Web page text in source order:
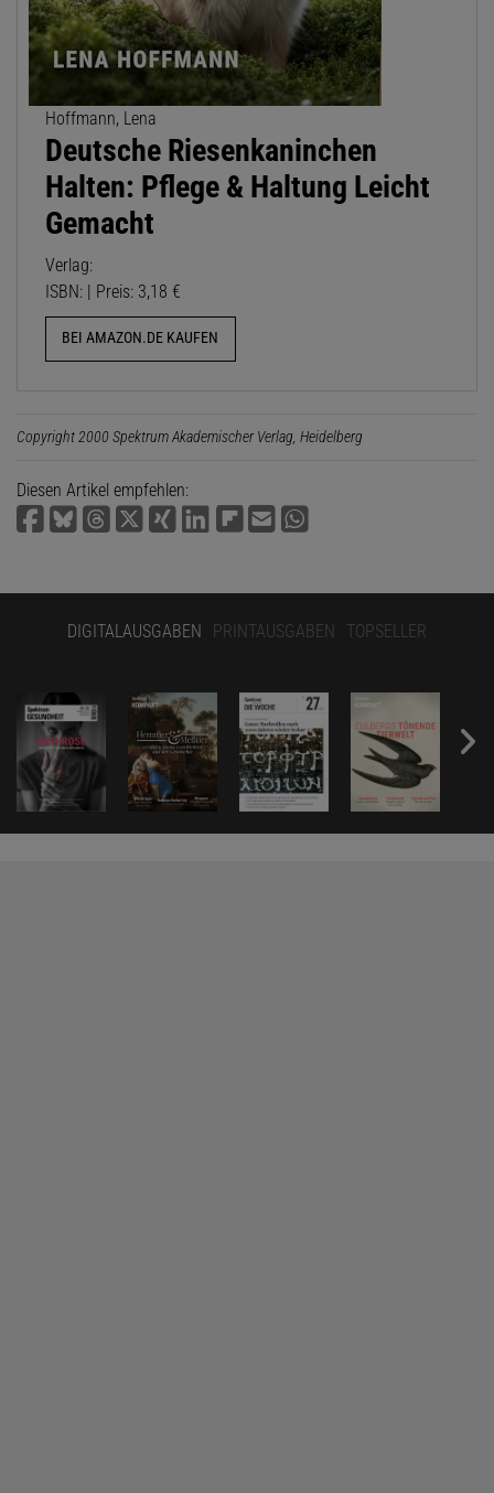
Hoffmann, Lena
Deutsche Riesenkaninchen
Halten: Pflege & Haltung Leicht
Gemacht
Verlag:
ISBN: | Preis: 3,18 €
BEI AMAZON.DE KAUFEN
Copyright 2000 Spektrum Akademischer Verlag, Heidelberg
Diesen Artikel empfehlen:
DIGITALAUSGABEN PRINTAUSGABEN TOPSELLER